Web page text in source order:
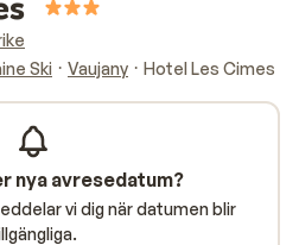
Ski
Vaujany Hotel Les Cimes
nya avresedatum?
vi dig när datumen blir